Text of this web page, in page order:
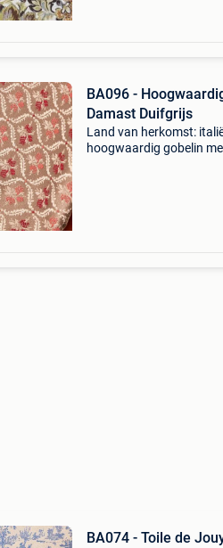
BA096 -
Damast Duifgrijs
Land van herkomst:
hoogwaardig gobelin
BA074 - Toile de